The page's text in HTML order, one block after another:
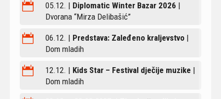
 05.12. | Diplomatic Winter Bazar 2026 |
Dvorana “Mirza Delibašić”
 06.12. | Predstava: Zaleđeno kraljevstvo |
Dom mladih
 12.12. | Kids Star – Festival dječije muzike |
Dom mladih